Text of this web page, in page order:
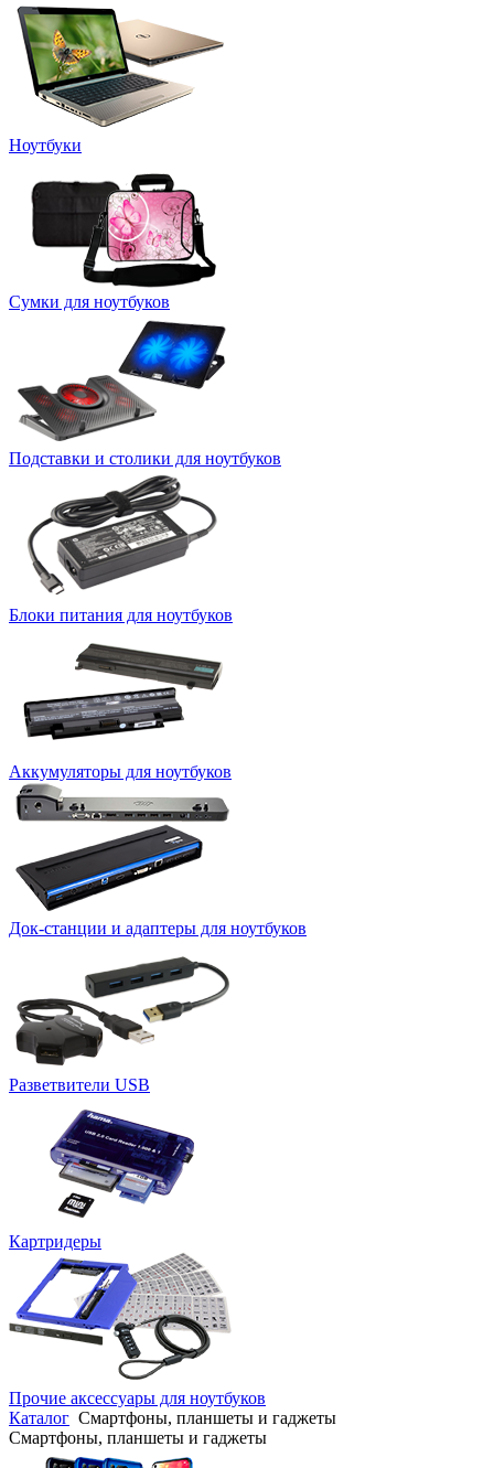
Ноутбуки
Сумки для ноутбуков
Подставки и столики для ноутбуков
Блоки питания для ноутбуков
Аккумуляторы для ноутбуков
Док-станции и адаптеры для ноутбуков
Разветвители USB
Картридеры
Прочие аксессуары для ноутбуков
Каталог Смартфоны, планшеты и гаджеты
Смартфоны, планшеты и гаджеты